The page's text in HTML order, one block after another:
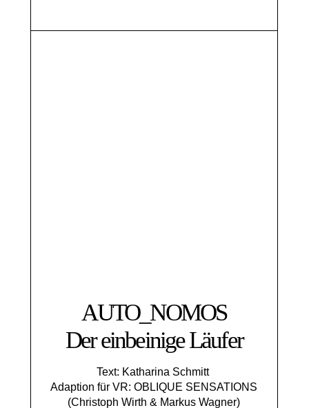
AUTO_NOMOS
Der einbeinige Läufer
Text: Katharina Schmitt
Adaption für VR: OBLIQUE SENSATIONS
(Christoph Wirth & Markus Wagner)